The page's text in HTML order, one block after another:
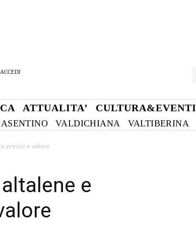
ACCEDI
ATTUALITA’ CULTURA&EVENTI
VALDICHIANA VALTIBERINA
prezzo e valore
e